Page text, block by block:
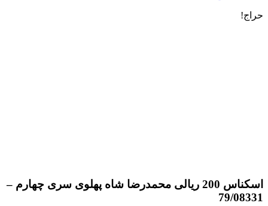
حراج!
اسکناس 200 ریالی محمدرضا شاه پهلوی سری چهارم –
79/08331